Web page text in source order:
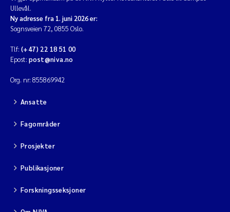
Ullevål.
Ny adresse fra 1. juni 2026 er:
Sognsveien 72, 0855 Oslo.
Tlf: (+47) 22 18 51 00
Epost: post@niva.no
Org. nr: 855869942
Ansatte
Fagområder
Prosjekter
Publikasjoner
Forskningsseksjoner